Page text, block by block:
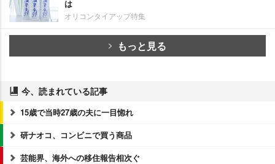
は
オリコンタイアップ特集
もっと見る
今、読まれている記事
15歳で当時27歳の夫に一目惚れ
研ナオコ、コンビニで買う商品
芸能界、海外への移住報告相次ぐ